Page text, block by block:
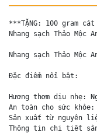
***TẶNG: 100 gram
Nhang sạch Thảo
Nhang sạch Thảo
Đặc điểm nổi bật:
Hương thơm dịu nhẹ:
An toàn cho sức
Sản xuất từ nguyên
Thông tin chi tiết sản